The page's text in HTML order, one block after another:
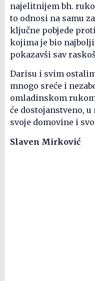
najelitnijem bh.
to odnosi na samu
ključne pobjede
kojima je bio
pokazavši sav
Darisu i svim
mnogo sreće i
omladinskom
će dostojanstveno,
svoje domovine i
Slaven Mirković